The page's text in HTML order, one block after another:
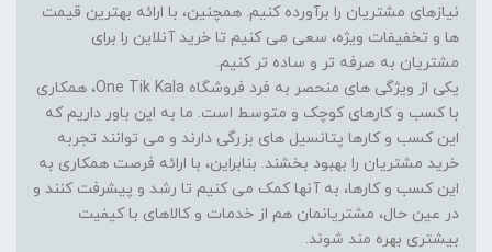
نیازهای مشتریان را برآورده کنیم. همچنین، با ارائه بهترین قیمت
ها و تخفیفات ویژه، سعی می کنیم تا خرید آنلاین را برای
مشتریان به صرفه تر و ساده تر کنیم.
یکی از ویژگی های منحصر به فرد فروشگاه One Tik Kala، همکاری
با کسب و کارهای کوچک و متوسط است. ما به این باور داریم که
این کسب و کارها پتانسیل های بزرگی دارند و می توانند تجربه
خرید مشتریان را بهبود بخشند. بنابراین، با ارائه فرصت همکاری به
این کسب و کارها، به آنها کمک می کنیم تا رشد و پیشرفت کنند و
در عین حال، مشتریانمان هم از خدمات و کالاهای با کیفیت
بیشتری بهره مند شوند.